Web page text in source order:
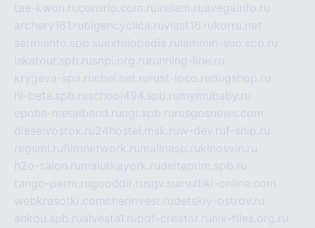
tae-kwon.ruconsrio.com.ru insiam.ruavegainfo.ru
archery161.rubigencyclica.ruvlast16.rukorru.net
sarmiento.spb.suextelopedia.ru lammin-suo.spb.ru
iskatour.spb.rusnpi.org.ru running-line.ru
krygeva-spa.ruchel.net.ru rust-loco.rudugshop.ru
hl-beta.spb.ruschool494.spb.ru mymubaby.ru
epoha-metalband.ru ngr.spb.ru rusgosnews.com
dieselvostok.ru24hostel.msk.ruw-dev.ruf-ship.ru
regsmi.rufilmnetwork.ru malinasp.rukinosvin.ru
h2o-salon.ru malutkayork.rudeltaprim.spb.ru
tango-perm.rugooddir.rusgv.su multiki-online.com
webkrasotki.comcherinvest.rudetskiy-ostrov.ru
ankou.spb.rualvesta1.rupdf-creator.ru nix-files.org.ru